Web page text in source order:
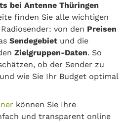
bei Antenne Thüringen
finden Sie alle wichtigen
von den Preisen
Sendegebiet und die
Zielgruppen-Daten. So
ob der Sender zu
wie Sie Ihr Budget optimal
können Sie Ihre
und transparent online